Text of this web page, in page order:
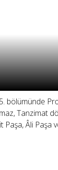
bölümünde
Tanzimat
Âli Paşa